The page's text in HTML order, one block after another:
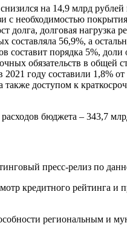
на 14,9 млрд
с необходимостью
долговая нагрузка
56,9%, а
составит порядка 5%,
обязательств в общей
году составили 1,8%
также доступом к
бюджета – 343,7
пресс-релиз по
кредитного рейтинга и
региональным и